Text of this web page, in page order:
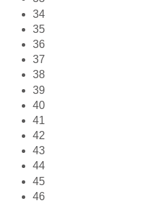
34
35
36
37
38
39
40
41
42
43
44
45
46